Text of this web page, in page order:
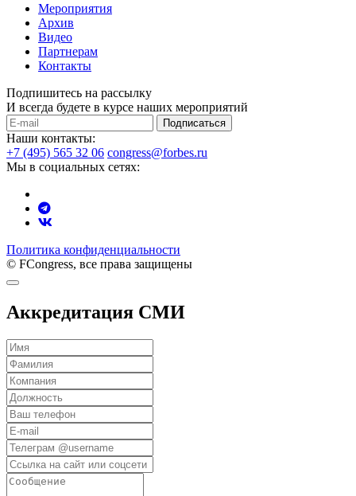
Мероприятия
Архив
Видео
Партнерам
Контакты
Подпишитесь на рассылку
И всегда будете в курсе наших мероприятий
Подписаться
Наши контакты:
+7 (495) 565 32 06 congress@forbes.ru
Мы в социальных сетях:
Политика конфиденциальности
© FCongress, все права защищены
Аккредитация СМИ